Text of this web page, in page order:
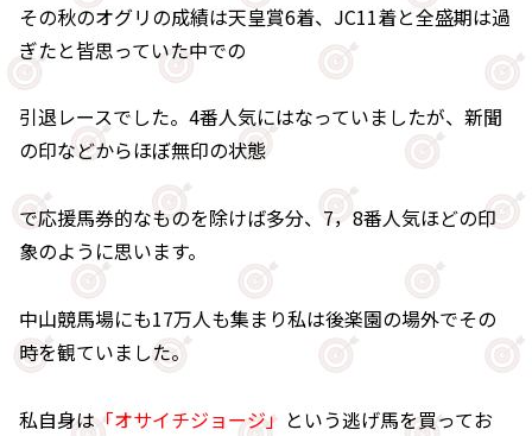
その秋のオグリの成績は天皇賞6着、JC11着と全盛期は過
ぎたと皆思っていた中での
引退レースでした。4番人気にはなっていましたが、新聞
の印などからほぼ無印の状態
で応援馬券的なものを除けば多分、7，8番人気ほどの印
象のように思います。
中山競馬場にも17万人も集まり私は後楽園の場外でその
時を観ていました。
私自身は「オサイチジョージ」 という逃げ馬を買ってお